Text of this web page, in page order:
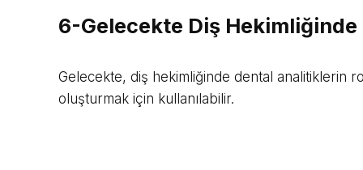
6-Gelecekte Diş
Gelecekte, diş hekimliğinde dental analitiklerin
oluşturmak için kullanılabilir.